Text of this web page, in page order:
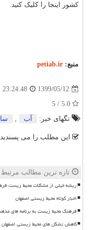
کشور اینجا را کلیک کنید.
منبع: petiab.ir
1399/05/12
23:24:48
تگهای خبر:
آب ,
این مطلب را می
تازه ترین مطالب مرتبط
ریشه خیلی از مشکلات محیط زیست
اخبار کوتاه محیط زیستی اصفهان
فرهنگ محیط زیست به برنامه های
کاهش تشکل های محیط زیستی اصفهان به ۲۱ مورد استانداری قول